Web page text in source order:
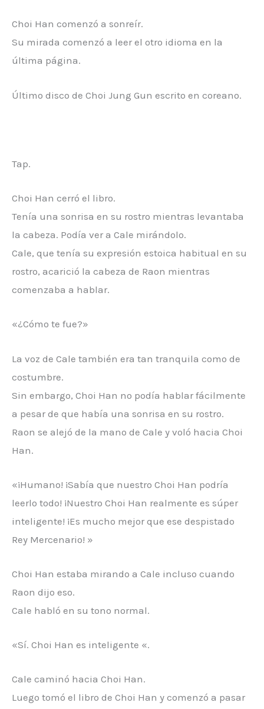
Choi Han comenzó a sonreír.
Su mirada comenzó a leer el otro idioma en la
última página.
Último disco de Choi Jung Gun escrito en coreano.
Tap.
Choi Han cerró el libro.
Tenía una sonrisa en su rostro mientras levantaba
la cabeza. Podía ver a Cale mirándolo.
Cale, que tenía su expresión estoica habitual en su
rostro, acarició la cabeza de Raon mientras
comenzaba a hablar.
«¿Cómo te fue?»
La voz de Cale también era tan tranquila como de
costumbre.
Sin embargo, Choi Han no podía hablar fácilmente
a pesar de que había una sonrisa en su rostro.
Raon se alejó de la mano de Cale y voló hacia Choi
Han.
«¡Humano! ¡Sabía que nuestro Choi Han podría
leerlo todo! ¡Nuestro Choi Han realmente es súper
inteligente! ¡Es mucho mejor que ese despistado
Rey Mercenario! »
Choi Han estaba mirando a Cale incluso cuando
Raon dijo eso.
Cale habló en su tono normal.
«Sí. Choi Han es inteligente «.
Cale caminó hacia Choi Han.
Luego tomó el libro de Choi Han y comenzó a pasar